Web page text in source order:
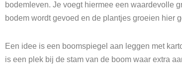
bodemleven. Je voegt hiermee een waardevolle
bodem wordt gevoed en de plantjes groeien hier
Een idee is een boomspiegel aan leggen met
is een plek bij de stam van de boom waar extra